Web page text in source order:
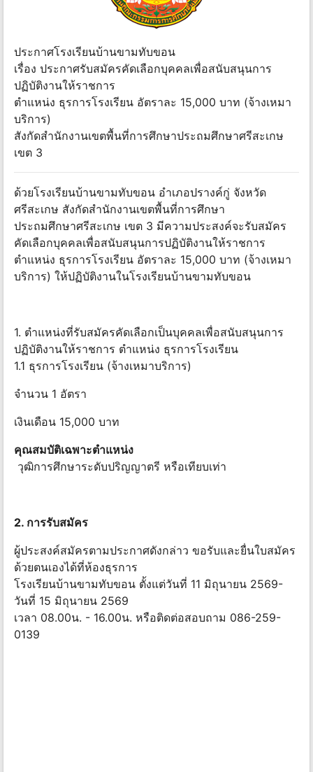
ประกาศโรงเรียนบ้านขามทับขอน
เรื่อง ประกาศรับสมัครคัดเลือกบุคคลเพื่อสนับสนุนการ
ปฏิบัติงานให้ราชการ
ตำแหน่ง ธุรการโรงเรียน อัตราละ 15,000 บาท (จ้างเหมา
บริการ)
สังกัดสำนักงานเขตพื้นที่การศึกษาประถมศึกษาศรีสะเกษ
เขต 3
ด้วยโรงเรียนบ้านขามทับขอน อำเภอปรางค์กู่ จังหวัด
ศรีสะเกษ สังกัดสำนักงานเขตพื้นที่การศึกษา
ประถมศึกษาศรีสะเกษ เขต 3 มีความประสงค์จะรับสมัคร
คัดเลือกบุคคลเพื่อสนับสนุนการปฏิบัติงานให้ราชการ
ตำแหน่ง ธุรการโรงเรียน อัตราละ 15,000 บาท (จ้างเหมา
บริการ) ให้ปฏิบัติงานในโรงเรียนบ้านขามทับขอน
1. ตำแหน่งที่รับสมัครคัดเลือกเป็นบุคคลเพื่อสนับสนุนการ
ปฏิบัติงานให้ราชการ ตำแหน่ง ธุรการโรงเรียน
1.1 ธุรการโรงเรียน (จ้างเหมาบริการ)
จำนวน 1 อัตรา
เงินเดือน 15,000 บาท
คุณสมบัติเฉพาะตำแหน่ง
วุฒิการศึกษาระดับปริญญาตรี หรือเทียบเท่า
2. การรับสมัคร
ผู้ประสงค์สมัครตามประกาศดังกล่าว ขอรับและยื่นใบสมัคร
ด้วยตนเองได้ที่ห้องธุรการ
โรงเรียนบ้านขามทับขอน ตั้งแต่วันที่ 11 มิถุนายน 2569-
วันที่ 15 มิถุนายน 2569
เวลา 08.00น. - 16.00น. หรือติดต่อสอบถาม 086-259-
0139